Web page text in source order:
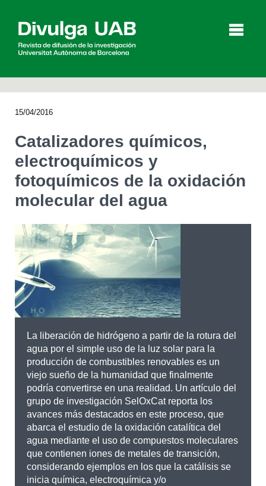
Agenda
English Català
BUSCAR
15/04/2016
Catalizadores químicos,
electroquímicos y
fotoquímicos de la oxidación
molecular del agua
La liberación de hidrógeno a partir de la rotura del
agua por el simple uso de la luz solar para la
producción de combustibles renovables es un
viejo sueño de la humanidad que finalmente
podría convertirse en una realidad. Un artículo del
grupo de investigación SelOxCat reporta los
avances más destacados en este proceso, que
abarca el estudio de la oxidación catalítica del
agua mediante el uso de compuestos moleculares
que contienen iones de metales de transición,
considerando ejemplos en los que la catálisis se
inicia química, electroquímica y/o